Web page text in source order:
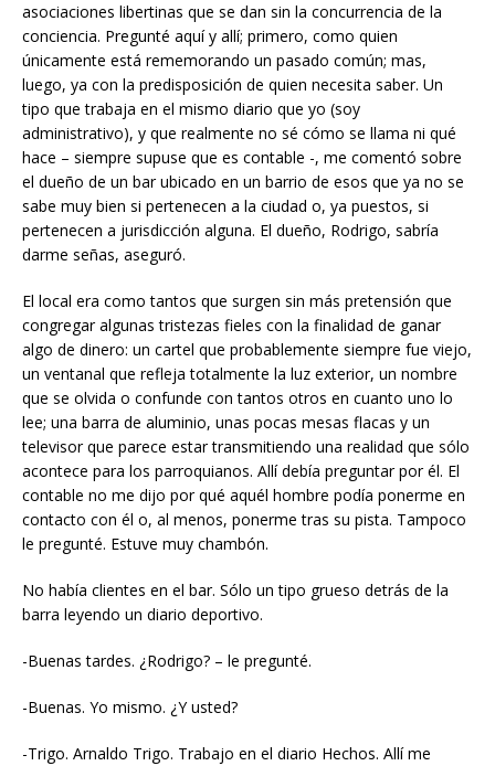
asociaciones libertinas que se dan sin la concurrencia de la
conciencia. Pregunté aquí y allí; primero, como quien
únicamente está rememorando un pasado común; mas,
luego, ya con la predisposición de quien necesita saber. Un
tipo que trabaja en el mismo diario que yo (soy
administrativo), y que realmente no sé cómo se llama ni qué
hace – siempre supuse que es contable -, me comentó sobre
el dueño de un bar ubicado en un barrio de esos que ya no se
sabe muy bien si pertenecen a la ciudad o, ya puestos, si
pertenecen a jurisdicción alguna. El dueño, Rodrigo, sabría
darme señas, aseguró.
El local era como tantos que surgen sin más pretensión que
congregar algunas tristezas fieles con la finalidad de ganar
algo de dinero: un cartel que probablemente siempre fue viejo,
un ventanal que refleja totalmente la luz exterior, un nombre
que se olvida o confunde con tantos otros en cuanto uno lo
lee; una barra de aluminio, unas pocas mesas flacas y un
televisor que parece estar transmitiendo una realidad que sólo
acontece para los parroquianos. Allí debía preguntar por él. El
contable no me dijo por qué aquél hombre podía ponerme en
contacto con él o, al menos, ponerme tras su pista. Tampoco
le pregunté. Estuve muy chambón.
No había clientes en el bar. Sólo un tipo grueso detrás de la
barra leyendo un diario deportivo.
-Buenas tardes. ¿Rodrigo? – le pregunté.
-Buenas. Yo mismo. ¿Y usted?
-Trigo. Arnaldo Trigo. Trabajo en el diario Hechos. Allí me